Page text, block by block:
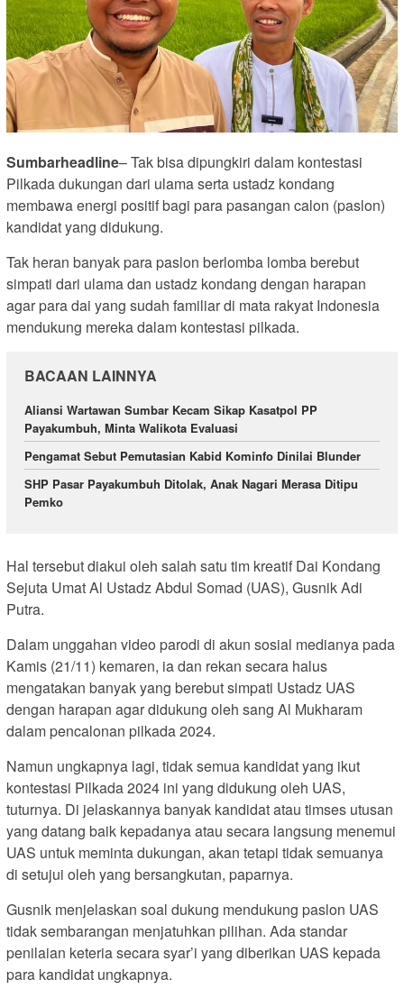
Sumbarheadline– Tak bisa dipungkiri dalam kontestasi
Pilkada dukungan dari ulama serta ustadz kondang
membawa energi positif bagi para pasangan calon (paslon)
kandidat yang didukung.
Tak heran banyak para paslon berlomba lomba berebut
simpati dari ulama dan ustadz kondang dengan harapan
agar para dai yang sudah familiar di mata rakyat Indonesia
mendukung mereka dalam kontestasi pilkada.
BACAAN LAINNYA
Aliansi Wartawan Sumbar Kecam Sikap Kasatpol PP
Payakumbuh, Minta Walikota Evaluasi
Pengamat Sebut Pemutasian Kabid Kominfo Dinilai Blunder
SHP Pasar Payakumbuh Ditolak, Anak Nagari Merasa Ditipu
Pemko
Hal tersebut diakui oleh salah satu tim kreatif Dai Kondang
Sejuta Umat Al Ustadz Abdul Somad (UAS), Gusnik Adi
Putra.
Dalam unggahan video parodi di akun sosial medianya pada
Kamis (21/11) kemaren, ia dan rekan secara halus
mengatakan banyak yang berebut simpati Ustadz UAS
dengan harapan agar didukung oleh sang Al Mukharam
dalam pencalonan pilkada 2024.
Namun ungkapnya lagi, tidak semua kandidat yang ikut
kontestasi Pilkada 2024 ini yang didukung oleh UAS,
tuturnya. Di jelaskannya banyak kandidat atau timses utusan
yang datang baik kepadanya atau secara langsung menemui
UAS untuk meminta dukungan, akan tetapi tidak semuanya
di setujui oleh yang bersangkutan, paparnya.
Gusnik menjelaskan soal dukung mendukung paslon UAS
tidak sembarangan menjatuhkan pilihan. Ada standar
penilaian keteria secara syar’i yang diberikan UAS kepada
para kandidat ungkapnya.